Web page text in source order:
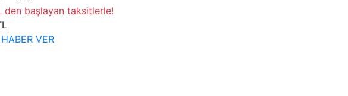
den başlayan taksitlerle!
VER